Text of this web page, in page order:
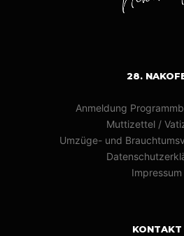
28.
Anmeldung
Muttizettel /
Umzüge- und
Impressum
KONTAKT